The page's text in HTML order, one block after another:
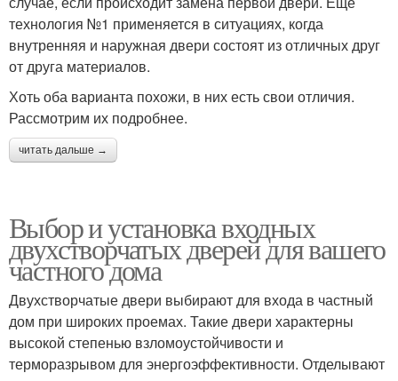
технология №1 применяется в ситуациях, когда
внутренняя и наружная двери состоят из отличных друг
от друга материалов.
Хоть оба варианта похожи, в них есть свои отличия.
Рассмотрим их подробнее.
читать дальше →
Выбор и установка входных
двухстворчатых дверей для вашего
частного дома
Двухстворчатые двери выбирают для входа в частный
дом при широких проемах. Такие двери характерны
высокой степенью взломоустойчивости и
терморазрывом для энергоэффективности. Отделывают